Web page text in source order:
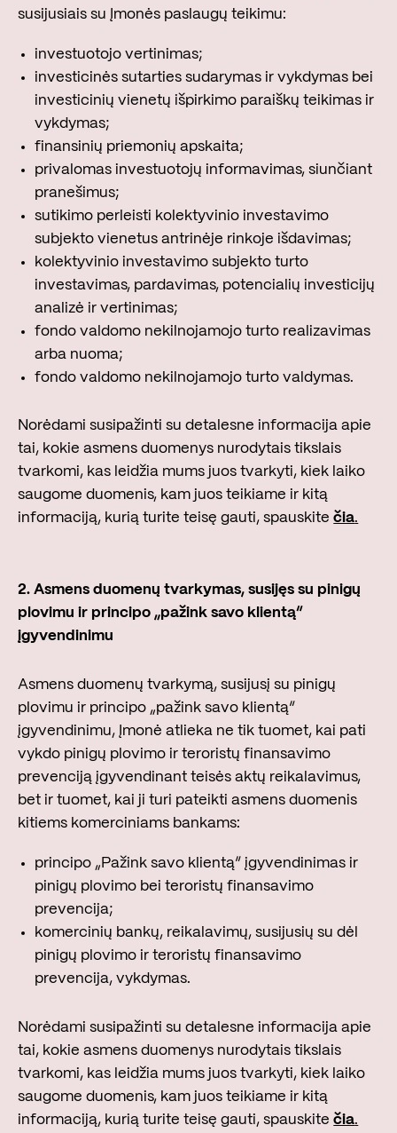
susijusiais su Įmonės paslaugų teikimu:
investuotojo vertinimas;
investicinės sutarties sudarymas ir vykdymas bei
investicinių vienetų išpirkimo paraiškų teikimas ir
vykdymas;
finansinių priemonių apskaita;
privalomas investuotojų informavimas, siunčiant
pranešimus;
sutikimo perleisti kolektyvinio investavimo
subjekto vienetus antrinėje rinkoje išdavimas;
kolektyvinio investavimo subjekto turto
investavimas, pardavimas, potencialių investicijų
analizė ir vertinimas;
fondo valdomo nekilnojamojo turto realizavimas
arba nuoma;
fondo valdomo nekilnojamojo turto valdymas.
Norėdami susipažinti su detalesne informacija apie
tai, kokie asmens duomenys nurodytais tikslais
tvarkomi, kas leidžia mums juos tvarkyti, kiek laiko
saugome duomenis, kam juos teikiame ir kitą
informaciją, kurią turite teisę gauti, spauskitečia.
2.Asmens duomenų tvarkymas, susijęs su pinigų
plovimu ir principo „pažink savo klientą“
įgyvendinimu
Asmens duomenų tvarkymą, susijusį su pinigų
plovimu ir principo „pažink savo klientą“
įgyvendinimu, Įmonė atlieka ne tik tuomet, kai pati
vykdo pinigų plovimo ir teroristų finansavimo
prevenciją įgyvendinant teisės aktų reikalavimus,
bet ir tuomet, kai ji turi pateikti asmens duomenis
kitiems komerciniams bankams:
principo „Pažink savo klientą“ įgyvendinimas ir
pinigų plovimo bei teroristų finansavimo
prevencija;
komercinių bankų, reikalavimų, susijusių su dėl
pinigų plovimo ir teroristų finansavimo
prevencija, vykdymas.
Norėdami susipažinti su detalesne informacija apie
tai, kokie asmens duomenys nurodytais tikslais
tvarkomi, kas leidžia mums juos tvarkyti, kiek laiko
saugome duomenis, kam juos teikiame ir kitą
informaciją, kurią turite teisę gauti, spauskitečia.